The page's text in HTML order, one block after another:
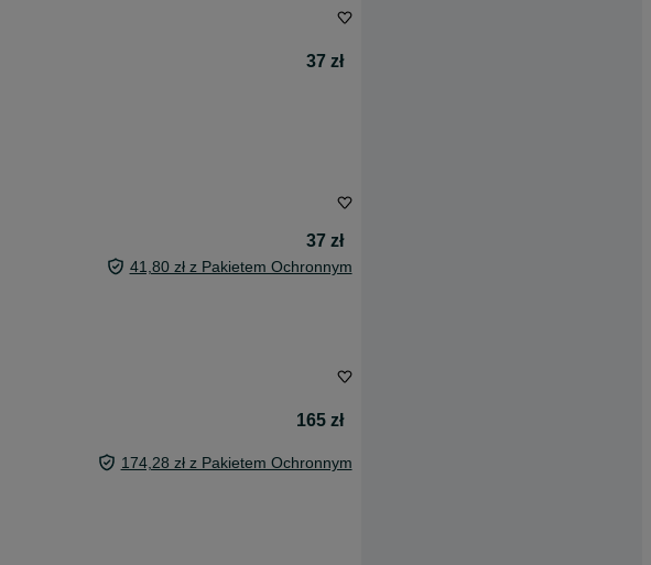
37 zł
37 zł
41,80 zł z Pakietem Ochronnym
165 zł
174,28 zł z Pakietem Ochronnym